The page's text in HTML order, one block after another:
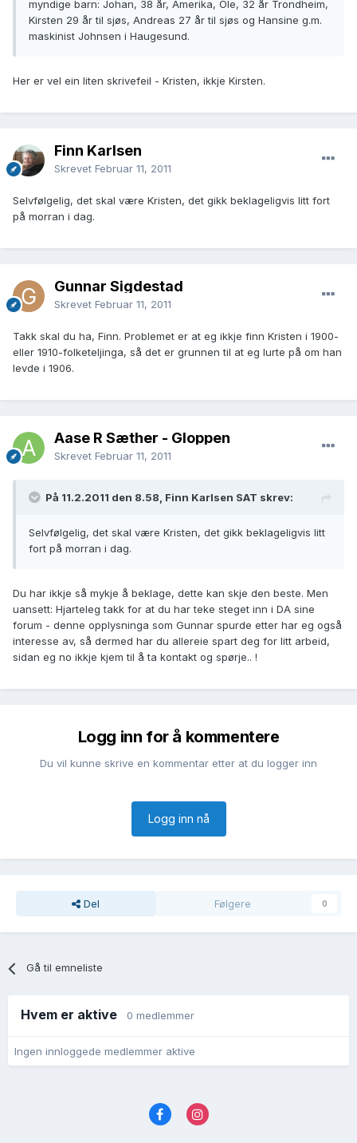
myndige barn: Johan, 38 år, Amerika, Ole, 32 år Trondheim,
Kirsten 29 år til sjøs, Andreas 27 år til sjøs og Hansine g.m.
maskinist Johnsen i Haugesund.
Her er vel ein liten skrivefeil - Kristen, ikkje Kirsten.
Finn Karlsen
Skrevet Februar 11, 2011
Selvfølgelig, det skal være Kristen, det gikk beklageligvis litt fort
på morran i dag.
Gunnar Sigdestad
Skrevet Februar 11, 2011
Takk skal du ha, Finn. Problemet er at eg ikkje finn Kristen i 1900-
eller 1910-folketeljinga, så det er grunnen til at eg lurte på om han
levde i 1906.
Aase R Sæther - Gloppen
Skrevet Februar 11, 2011
På 11.2.2011 den 8.58, Finn Karlsen SAT skrev:
Selvfølgelig, det skal være Kristen, det gikk beklageligvis litt
fort på morran i dag.
Du har ikkje så mykje å beklage, dette kan skje den beste. Men
uansett: Hjarteleg takk for at du har teke steget inn i DA sine
forum - denne opplysninga som Gunnar spurde etter har eg også
interesse av, så dermed har du allereie spart deg for litt arbeid,
sidan eg no ikkje kjem til å ta kontakt og spørje.. !
Logg inn for å kommentere
Du vil kunne skrive en kommentar etter at du logger inn
Logg inn nå
Del Følgere 0
Gå til emneliste
Hvem er aktive 0 medlemmer
Ingen innloggede medlemmer aktive